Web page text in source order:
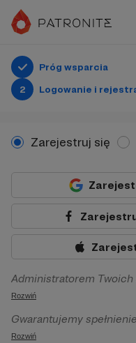
Próg wsparcia
2
Logowanie i
Zarejestruj się
Administratorem
sp. z o.o. z siedziba w
092 Warszawa. Twoje
szczególności w celu
Rozwiń
Gwarantujemy
wynikających z ogólnego
Rozwiń